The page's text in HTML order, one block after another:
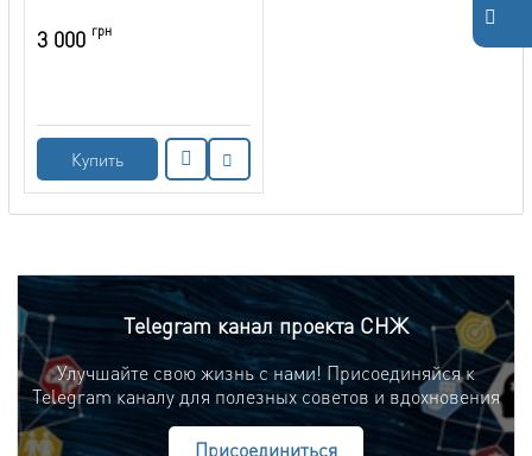
3 000 грн
Купить
Telegram канал проекта СНЖ
Улучшайте свою жизнь с нами! Присоединяйся к
Telegram каналу для полезных советов и вдохновения
Присоединиться